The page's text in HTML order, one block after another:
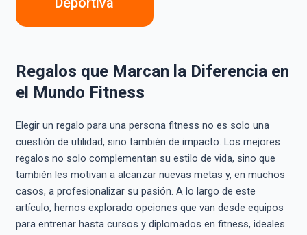
Regalos que Marcan la Diferencia en
el Mundo Fitness
Elegir un regalo para una persona fitness no es solo una
cuestión de utilidad, sino también de impacto. Los mejores
regalos no solo complementan su estilo de vida, sino que
también les motivan a alcanzar nuevas metas y, en muchos
casos, a profesionalizar su pasión. A lo largo de este
artículo, hemos explorado opciones que van desde equipos
para entrenar hasta cursos y diplomados en fitness, ideales